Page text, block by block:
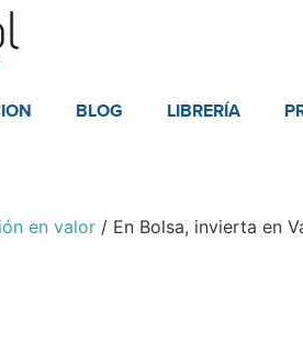
BLOG LIBRERÍA
en valor / En Bolsa, invierta en